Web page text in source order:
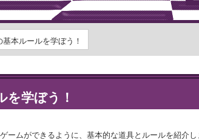
本ルールを学ぼう！
を学ぼう！
ームができるように、基本的な道具とルールを紹介し